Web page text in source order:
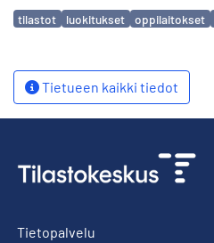
Avainsanat
tilastot luokitukset oppilaitokset
Tietueen kaikki tiedot
Tietopalvelu